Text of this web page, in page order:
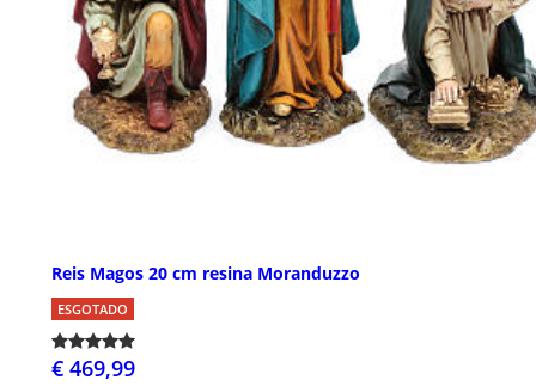
Reis Magos 20 cm resina Moranduzzo
ESGOTADO
€ 469,99